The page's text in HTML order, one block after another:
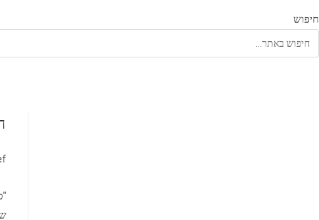
חיפוש